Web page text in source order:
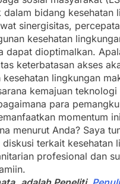
dalam bidang kesehatan
sinergisitas,
kesehatan
dapat dioptimalkan.
keterbatasan akses
kesehatan lingkungan
kemajuan teknologi
para
momentum
menurut Anda? Saya
diskusi terkait kesehatan
profesional dan